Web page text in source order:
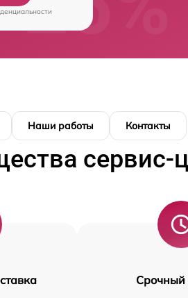
Наши работы Контакты
сервис-
Срочный